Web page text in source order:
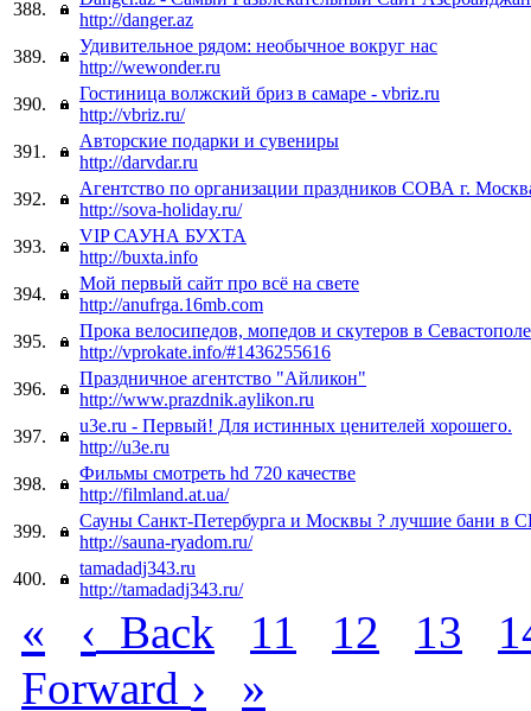
388.
http://danger.az
389.
Удивительное рядом: необычное вокруг нас
http://wewonder.ru
390.
Гостиница волжский бриз в самаре - vbriz.ru
http://vbriz.ru/
391.
Авторские подарки и сувениры
http://darvdar.ru
392.
Агентство по организации праздников СОВА г.
http://sova-holiday.ru/
393.
VIP САУНА БУХТА
http://buxta.info
394.
Мой первый сайт про всё на свете
http://anufrga.16mb.com
395.
Прока велосипедов, мопедов и скутеров в Севастополе
http://vprokate.info/#1436255616
396.
Праздничное агентство "Айликон"
http://www.prazdnik.aylikon.ru
397.
u3e.ru - Первый! Для истинных ценителей хорошего.
http://u3e.ru
398.
Фильмы смотреть hd 720 качестве
http://filmland.at.ua/
399.
Сауны Санкт-Петербурга и Москвы ? лучшие бани в
http://sauna-ryadom.ru/
400.
tamadadj343.ru
http://tamadadj343.ru/
« ‹ Back 11 12 13
Forward › »